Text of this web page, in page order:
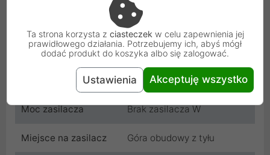
Cechy produktu
Typ
Midi Tower: 400mm do
459mm
Standard zasilacza ATX
Moc zasilacza Brak zasilacza W
Miejsce na zasilacz Góra obudowy z tyłu
Ta strona korzysta z ciasteczek w celu zapewnienia jej
prawidłowego działania. Potrzebujemy ich, abyś mógł
dodać produkt do koszyka albo się zalogować.
Ustawienia Akceptuję wszystko